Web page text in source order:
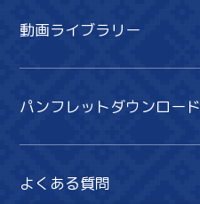
動画ライブラリー
パンフレットダウンロード
よくある質問